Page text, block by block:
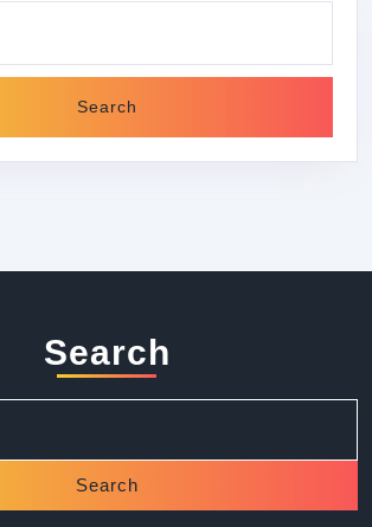
Search